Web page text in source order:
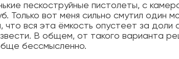
пескоструйные пистолеты, с
вот меня сильно смутил один
вся эта ёмкость опустеет за доли
В общем, от такого варианта
бессмысленно.